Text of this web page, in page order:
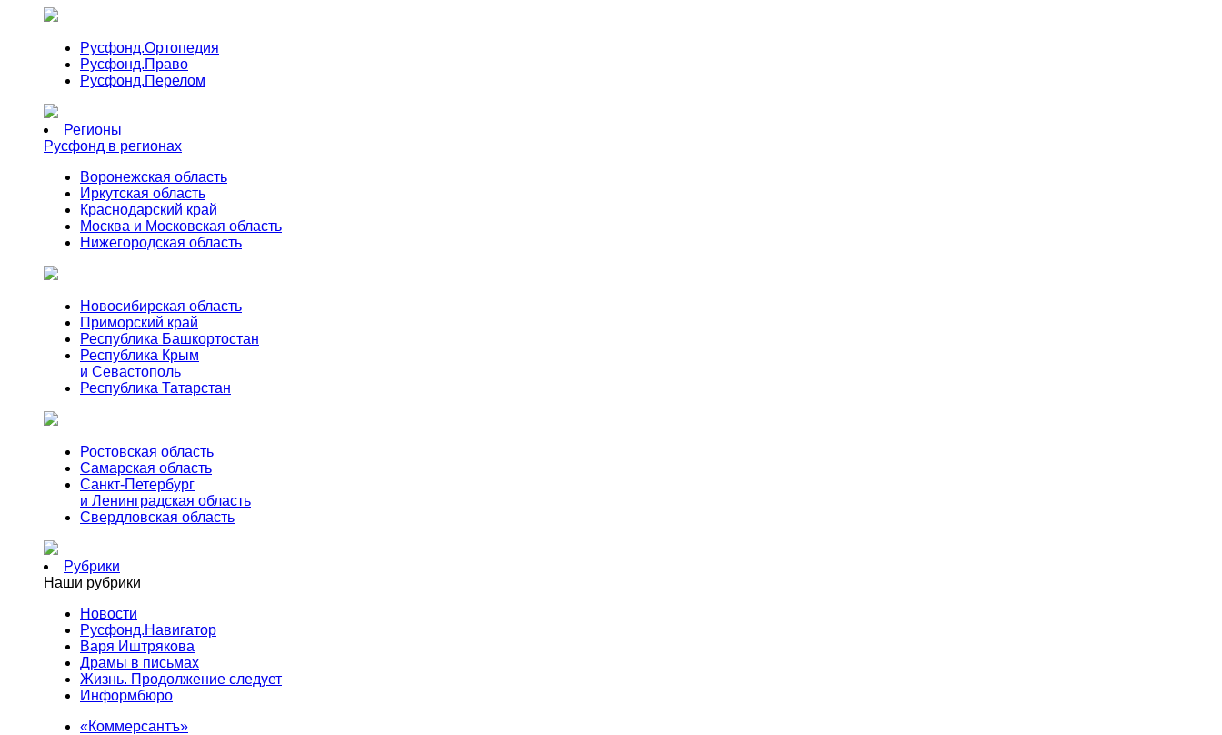
Русфонд.Ортопедия
Русфонд.Право
Русфонд.Перелом
Регионы
Русфонд в регионах
Воронежская область
Иркутская область
Краснодарский край
Москва и Московская область
Нижегородская область
Новосибирская область
Приморский край
Республика Башкортостан
Республика Крым
и Севастополь
Республика Татарстан
Ростовская область
Самарская область
Санкт-Петербург
и Ленинградская область
Свердловская область
Рубрики
Наши рубрики
Новости
Русфонд.Навигатор
Варя Иштрякова
Драмы в письмах
Жизнь. Продолжение следует
Информбюро
«Коммерсантъ»